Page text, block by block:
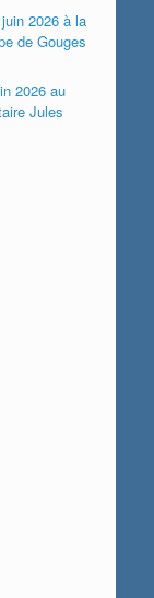
2026 à la
de Gouges
2026 au
Jules